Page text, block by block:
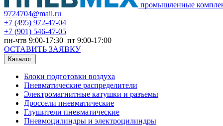
промышленные
9724704@mail.ru
+7 (495) 972-47-04
+7 (901) 546-47-05
пн-чтв 9:00-17:30 пт 9:00-17:00
ОСТАВИТЬ ЗАЯВКУ
Каталог
Блоки подготовки воздуха
Пневматические распределители
Электромагнитные катушки и разъемы
Дроссели пневматические
Глушители пневматические
Пневмоцилиндры и электроцилиндры